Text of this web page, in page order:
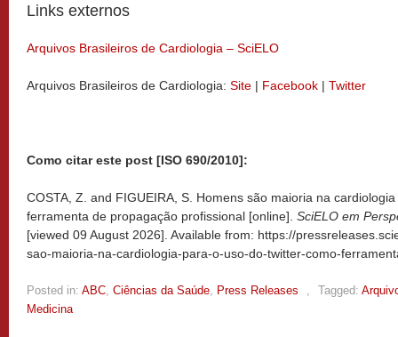
Links externos
Arquivos Brasileiros de Cardiologia – SciELO
Arquivos Brasileiros de Cardiologia: Site | Facebook | Twitter
Como citar este post [ISO 690/2010]:
COSTA, Z. and FIGUEIRA, S. Homens são maioria na
ferramenta de propagação profissional [online]. SciELO em
[viewed 09 August 2026]. Available from: https://
sao-maioria-na-cardiologia-para-o-uso-do-twitter-como-
Posted in: ABC Ciências da Saúde Press Releases Tagged:
Medicina